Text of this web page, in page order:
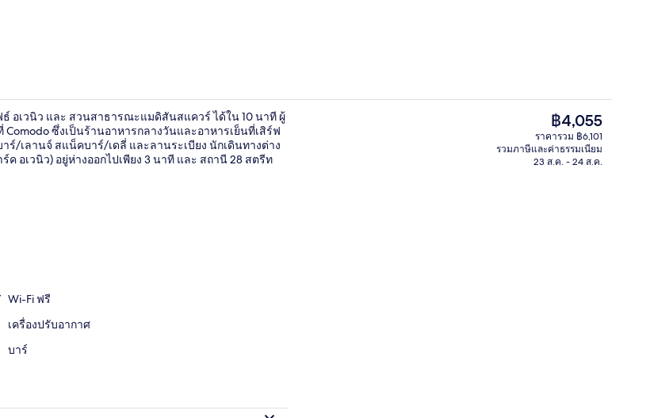
3 บาร์/เลานจ์, บาร์บนดาดฟ้า, บาร์ค็อกเทล 3 บาร์/เลานจ์, บาร์บนดาดฟ้า, บาร์ค็อก
อเวนิว และ สวนสาธารณะแมดิสันสแควร์ ได้ใน 10 นาที ผู้
ซึ่งเป็นร้านอาหารกลางวันและอาหารเย็นที่เสิร์ฟ
ร์/เลานจ์ สแน็คบาร์/เดลี่ และลานระเบียง นักเดินทางต่าง
อเวนิว) อยู่ห่างออกไปเพียง 3 นาที และ สถานี 28 สตรีท
Wi-Fi ฟรี
เครื่องปรับอากาศ
บาร์
ราคา
ปัจจุบัน
฿4,055
฿4,055
ราคารวม ฿6,101
รวมภาษีและค่าธรรมเนียม
23 ส.ค. - 24 ส.ค.